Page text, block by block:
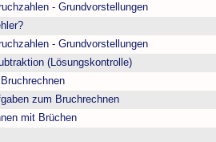
- Grundvorstellungen
- Grundvorstellungen
(Lösungskontrolle)
zum Bruchrechnen
mit Brüchen